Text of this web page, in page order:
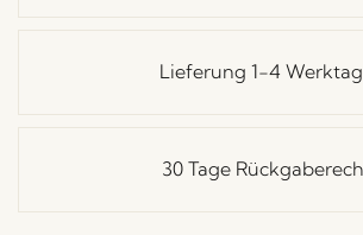
Lieferung 1-4
30 Tage